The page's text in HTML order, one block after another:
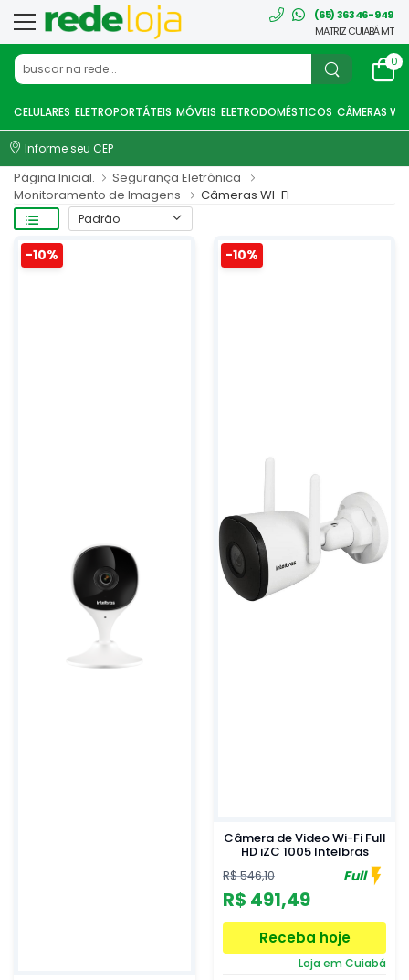
(65) 36346-949
MATRIZ CUIABÁ MT
0
CELULARES ELETROPORTÁTEIS MÓVEIS ELETRODOMÉSTICOS CÂMERAS
Informe seu CEP
Página Inicial.
Segurança Eletrônica
Monitoramento de Imagens
Câmeras WI-FI
-10% -10%
Câmera de Video Wi-Fi Full
HD iZC 1005 Intelbras
R$ 546,10 Full
R$ 491,49
Receba hoje
Loja em Cuiabá